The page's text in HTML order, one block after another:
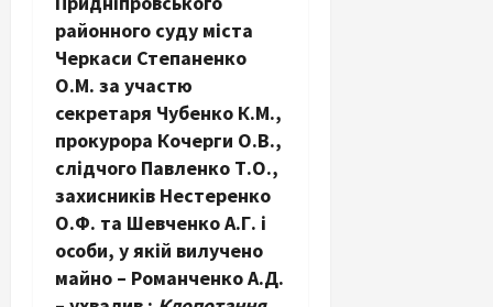
районного суду міста
Черкаси Степаненко
О.М. за участю
секретаря Чубенко К.М.,
прокурора Кочерги О.В.,
слідчого Павленко Т.О.,
захисників Нестеренко
О.Ф. та Шевченко А.Г. і
особи, у якій вилучено
майно – Романченко А.Д.